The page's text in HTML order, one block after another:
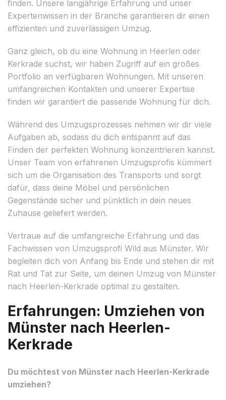
finden. Unsere langjährige Erfahrung und unser
Expertenwissen in der Branche garantieren dir einen
effizienten und zuverlässigen Umzug.
Ganz gleich, ob du eine Wohnung in Heerlen oder
Kerkrade suchst, wir haben Zugriff auf ein großes
Portfolio an verfügbaren Wohnungen. Mit unseren
umfangreichen Kontakten und unserer Expertise
finden wir garantiert die passende Wohnung für dich.
Während des Umzugsprozesses nehmen wir dir viele
Aufgaben ab, sodass du dich entspannt auf das
Finden der perfekten Wohnung konzentrieren kannst.
Unser Team von erfahrenen Umzugsprofis kümmert
sich um die Organisation des Transports und sorgt
dafür, dass deine Möbel und persönlichen
Gegenstände sicher und pünktlich in dein neues
Zuhause geliefert werden.
Vertraue auf die umfangreiche Erfahrung und das
Fachwissen von Umzugsprofi Wild aus Münster. Wir
begleiten dich von Anfang bis Ende und stehen dir mit
Rat und Tat zur Seite, um deinen Umzug von Münster
nach Heerlen-Kerkrade optimal zu gestalten.
Erfahrungen: Umziehen von
Münster nach Heerlen-
Kerkrade
Du möchtest von Münster nach Heerlen-Kerkrade
umziehen?